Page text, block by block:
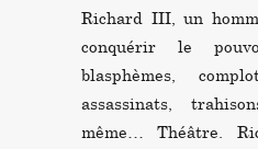
Richard III, un
conquérir le
blasphèmes,
assassinats,
même… Théâtre.